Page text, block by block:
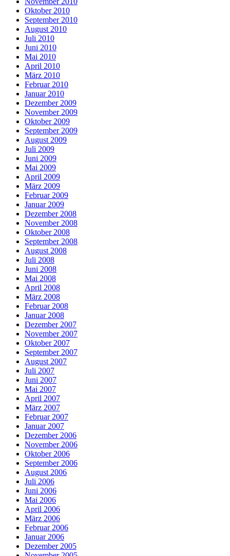
Oktober 2010
September 2010
August 2010
Juli 2010
Juni 2010
Mai 2010
April 2010
März 2010
Februar 2010
Januar 2010
Dezember 2009
November 2009
Oktober 2009
September 2009
August 2009
Juli 2009
Juni 2009
Mai 2009
April 2009
März 2009
Februar 2009
Januar 2009
Dezember 2008
November 2008
Oktober 2008
September 2008
August 2008
Juli 2008
Juni 2008
Mai 2008
April 2008
März 2008
Februar 2008
Januar 2008
Dezember 2007
November 2007
Oktober 2007
September 2007
August 2007
Juli 2007
Juni 2007
Mai 2007
April 2007
März 2007
Februar 2007
Januar 2007
Dezember 2006
November 2006
Oktober 2006
September 2006
August 2006
Juli 2006
Juni 2006
Mai 2006
April 2006
März 2006
Februar 2006
Januar 2006
Dezember 2005